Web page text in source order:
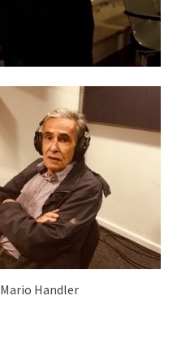
Mario Handler